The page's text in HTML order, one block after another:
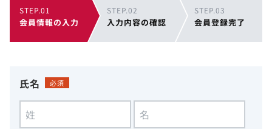
STEP.01
会員情報の入力
STEP.02
入力内容の確認
STEP.03
会員登録完了
氏名 必須